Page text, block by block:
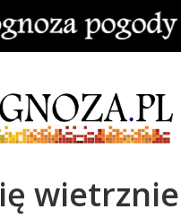
wietrznie